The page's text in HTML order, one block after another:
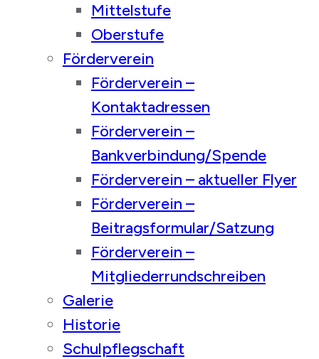
Mittelstufe
Oberstufe
Förderverein
Förderverein –
Kontaktadressen
Förderverein –
Bankverbindung/Spende
Förderverein – aktueller Flyer
Förderverein –
Beitragsformular/Satzung
Förderverein –
Mitgliederrundschreiben
Galerie
Historie
Schulpflegschaft